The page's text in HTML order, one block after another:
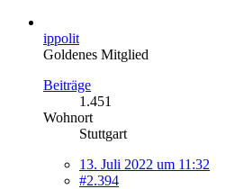
ippolit
Goldenes Mitglied
Beiträge
1.451
Wohnort
Stuttgart
13. Juli 2022 um 11:32
#2.394